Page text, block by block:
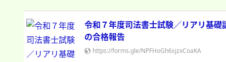
令和７年度司法書士試験／リアリ基礎
の合格報告
https://forms.gle/NPFHoGh6sjzxCoaKA